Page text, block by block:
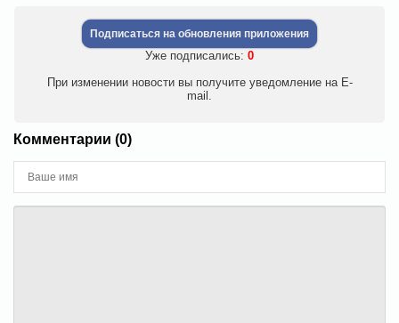
Подписаться на обновления приложения
Уже подписались: 0
При изменении новости вы получите уведомление на E-
mail.
Комментарии (0)